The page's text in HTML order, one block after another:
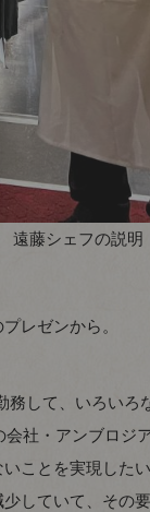
遠藤シェフの説明
レゼンから。
務して、いろいろ
会社・アンブロジ
ことを実現した
していて、その